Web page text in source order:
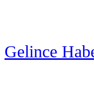
Gelince